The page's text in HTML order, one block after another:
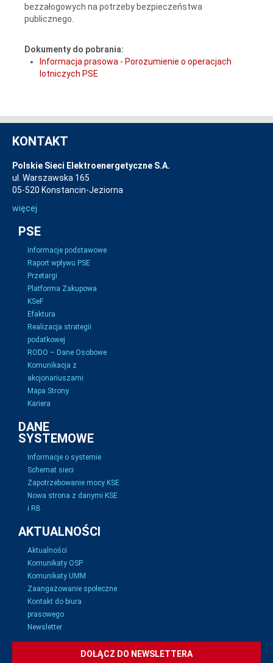
bezzałogowych na potrzeby bezpieczeństwa
publicznego.
Dokumenty do pobrania:
Informacja prasowa - Porozumienie o operacjach
lotniczych PSE
KONTAKT
Polskie Sieci Elektroenergetyczne S.A.
ul. Warszawska 165
05-520 Konstancin-Jeziorna
więcej
PSE
Informacje podstawowe
Raport wpływu PSE
Przetargi
Platforma Zakupowa
KSeF
Efaktura
Realizacja strategii
podatkowej
RODO – Dane Osobowe
Komunikacja z
akcjonariuszami
Mapa Strony
Kariera
DANE
SYSTEMOWE
Informacje o systemie
Schemat sieci
Zapotrzebowanie mocy KSE
Nowa strona z danymi KSE
i RB
AKTUALNOŚCI
Aktualności
Komunikaty OSP
Komunikaty UMM
Zaangażowanie społeczne
Kontakt do biura
prasowego
Newsletter
DOŁĄCZ DO NEWSLETTERA